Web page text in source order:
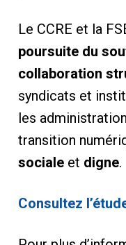
Le CCRE et la
poursuite du
collaboration
syndicats et
les
transition
socialeet digne.
Consultez